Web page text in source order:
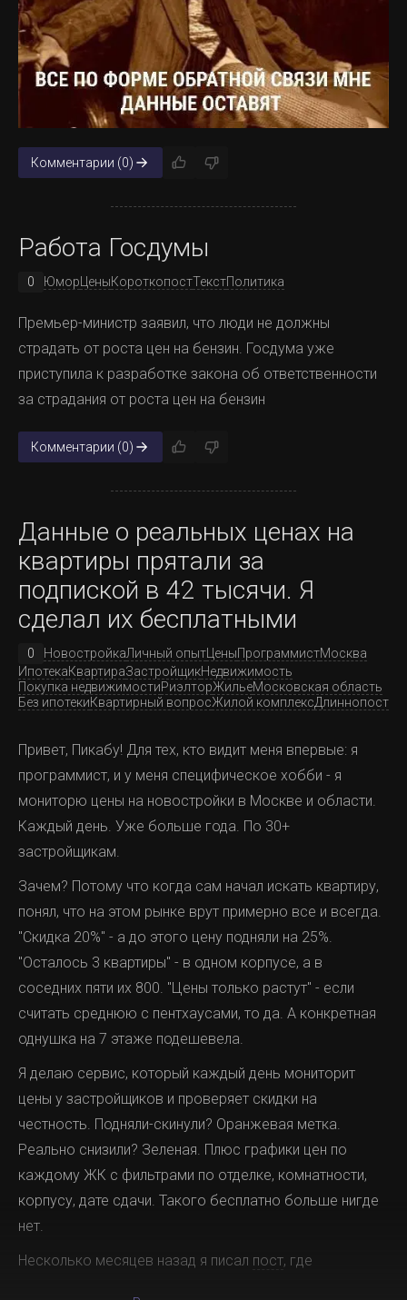
Комментарии (0)
Работа Госдумы
0 ЮморЦеныКороткопостТекстПолитика
Премьер-министр заявил, что люди не должны
страдать от роста цен на бензин. Госдума уже
приступила к разработке закона об ответственности
за страдания от роста цен на бензин
Комментарии (0)
Данные о реальных ценах на
квартиры прятали за
подпиской в 42 тысячи. Я
сделал их бесплатными
0 НовостройкаЛичный опытЦеныПрограммистМосква
ИпотекаКвартираЗастройщикНедвижимость
Покупка недвижимостиРиэлторЖильеМосковская область
Без ипотекиКвартирный вопросЖилой комплексДлиннопост
Привет, Пикабу! Для тех, кто видит меня впервые: я
программист, и у меня специфическое хобби - я
мониторю цены на новостройки в Москве и области.
Каждый день. Уже больше года. По 30+
застройщикам.
Зачем? Потому что когда сам начал искать квартиру,
понял, что на этом рынке врут примерно все и всегда.
"Скидка 20%" - а до этого цену подняли на 25%.
"Осталось 3 квартиры" - в одном корпусе, а в
соседних пяти их 800. "Цены только растут" - если
считать среднюю с пентхаусами, то да. А конкретная
однушка на 7 этаже подешевела.
Я делаю сервис, который каждый день мониторит
цены у застройщиков и проверяет скидки на
честность. Подняли-скинули? Оранжевая метка.
Реально снизили? Зеленая. Плюс графики цен по
каждому ЖК с фильтрами по отделке, комнатности,
корпусу, дате сдачи. Такого бесплатно больше нигде
нет.
Несколько месяцев назад я писал пост, где